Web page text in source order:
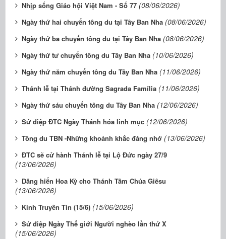
Nhịp sống Giáo hội Việt Nam - Số 77 (08/06/2026)
Ngày thứ hai chuyến tông du tại Tây Ban Nha (08/06/2026)
Ngày thứ ba chuyến tông du tại Tây Ban Nha (08/06/2026)
Ngày thứ tư chuyến tông du Tây Ban Nha (10/06/2026)
Ngày thứ năm chuyến tông du Tây Ban Nha (11/06/2026)
Thánh lễ tại Thánh đường Sagrada Família (11/06/2026)
Ngày thứ sáu chuyến tông du Tây Ban Nha (12/06/2026)
Sứ điệp ĐTC Ngày Thánh hóa linh mục (12/06/2026)
Tông du TBN -Những khoảnh khắc đáng nhớ (13/06/2026)
ĐTC sẽ cử hành Thánh lễ tại Lộ Đức ngày 27/9
(13/06/2026)
Dâng hiến Hoa Kỳ cho Thánh Tâm Chúa Giêsu
(13/06/2026)
Kinh Truyền Tin (15/6) (15/06/2026)
Sứ điệp Ngày Thế giới Người nghèo lần thứ X
(15/06/2026)